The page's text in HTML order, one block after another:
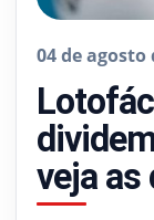
04 de agosto
veja as